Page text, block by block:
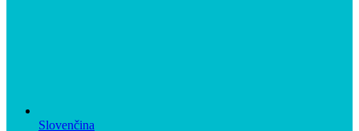
Slovenčina